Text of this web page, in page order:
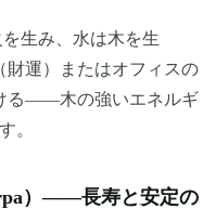
生み、水は木を生
財運）またはオフィスの
る——木の強いエネルギ
。
）——長寿と安定の